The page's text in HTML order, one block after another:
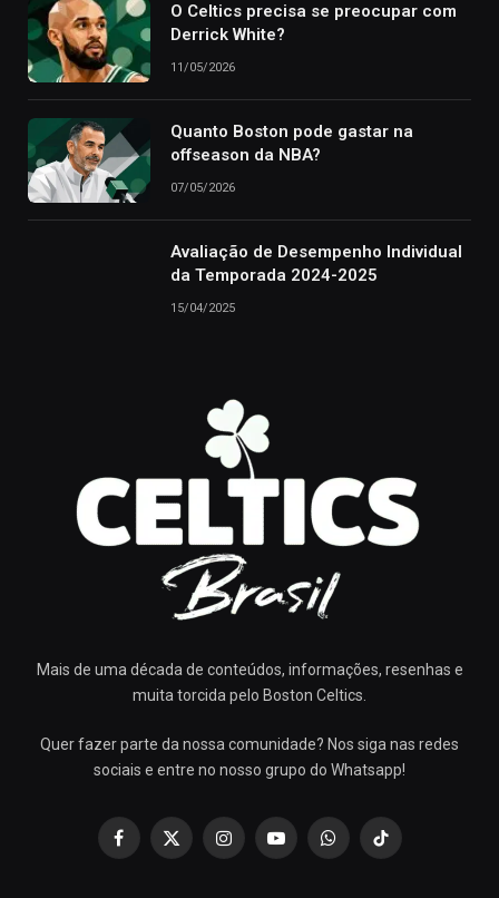
O Celtics precisa se preocupar com
Derrick White?
11/05/2026
Quanto Boston pode gastar na
offseason da NBA?
07/05/2026
Avaliação de Desempenho Individual
da Temporada 2024-2025
15/04/2025
Mais de uma década de conteúdos, informações, resenhas e
muita torcida pelo Boston Celtics.
Quer fazer parte da nossa comunidade? Nos siga nas redes
sociais e entre no nosso grupo do Whatsapp!
Facebook
X
InstagramYouTubeWhatsAppTikTok